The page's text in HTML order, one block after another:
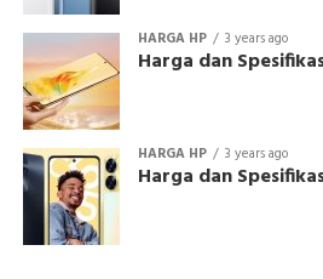
HARGA HP 3 years ago
Harga dan
HARGA HP 3 years ago
Harga dan